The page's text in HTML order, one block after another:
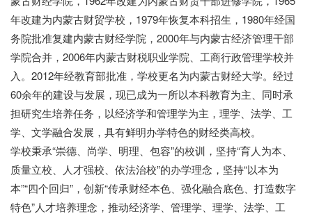
年改建为内蒙古财贸学校，1979年恢复本科招生，1980年经国
务院批准复建内蒙古财经学院，2000年与内蒙古经济管理干部
学院合并，2006年内蒙古财税职业学院、工商行政管理学校并
入。2012年经教育部批准，学校更名为内蒙古财经大学。经过
60余年的建设与发展，现已成为一所以本科教育为主、同时承
担研究生培养任务，以经济学和管理学为主，理学、法学、工
学、文学融合发展，具有鲜明办学特色的财经类高校。
学校秉承“崇德、尚学、明理、包容”的校训，坚持“育人为本、
质量立校、人才强校、依法治校”的办学理念，坚持“以本为
本”“四个回归”，创新“传承财经本色、强化融合底色、打造数字
特色”人才培养理念，推动经济学、管理学、理学、法学、工